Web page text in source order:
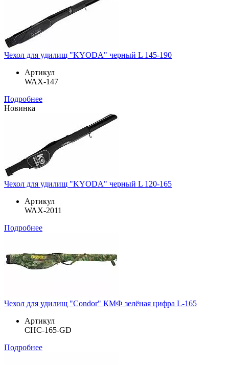
Чехол для удилищ "KYODA" черный L 145-190
Артикул
WAX-147
Подробнее
Новинка
Чехол для удилищ "KYODA" черный L 120-165
Артикул
WAX-2011
Подробнее
Чехол для удилищ "Condor" КМФ зелёная цифра L-165
Артикул
CHC-165-GD
Подробнее